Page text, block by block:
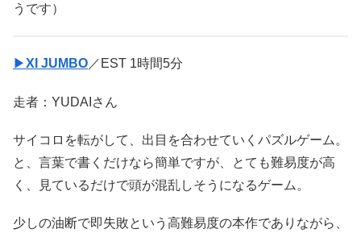
うです）
▶XI JUMBO ／EST 1時間5分
走者：YUDAIさん
サイコロを転がして、出目を合わせていくパズルゲーム。
と、言葉で書くだけなら簡単ですが、とても難易度が高
く、見ているだけで頭が混乱しそうになるゲーム。
少しの油断で即失敗という高難易度の本作でありながら、